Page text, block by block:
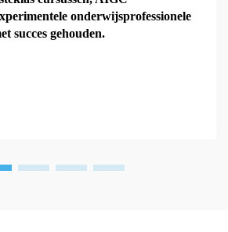
onderwijsprofessionele
succes gehouden.